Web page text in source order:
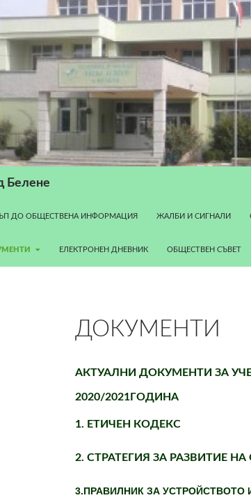
Белене
ДО ОБЩЕСТВЕНА ИНФОРМАЦИЯ ЖАЛБИ И СИГНАЛИ
ЕЛЕКТРОНЕН ДНЕВНИК ОБЩЕСТВЕН СЪВЕТ
ДОКУМЕНТИ
АКТУАЛНИ ДОКУМЕНТИ ЗА
2020/2021ГОДИНА
1. ЕТИЧЕН КОДЕКС
2. СТРАТЕГИЯ ЗА РАЗВИТИЕ
3.ПРАВИЛНИК ЗА